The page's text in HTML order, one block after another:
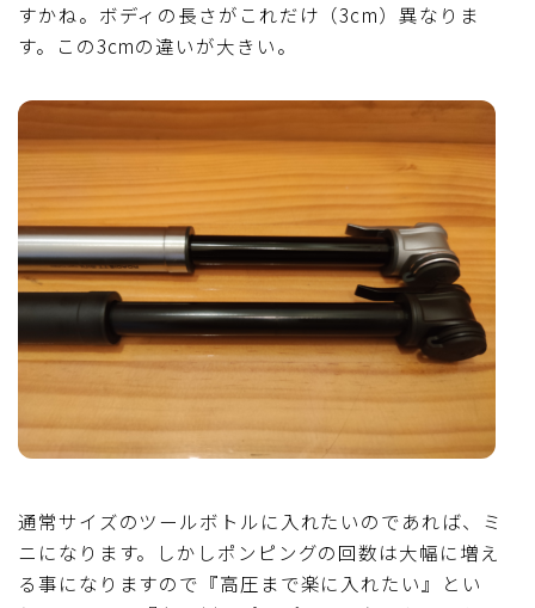
すかね。ボディの長さがこれだけ（3cm）異なりま
す。この3cmの違いが大きい。
通常サイズのツールボトルに入れたいのであれば、ミ
ニになります。しかしポンピングの回数は大幅に増え
る事になりますので『高圧まで楽に入れたい』とい